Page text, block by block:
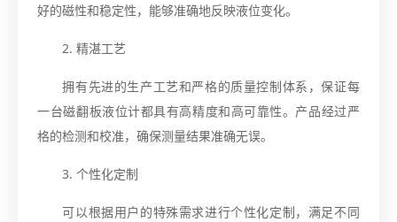
好的磁性和稳定性，能够准确地反映液位变化。
2. 精湛工艺
拥有先进的生产工艺和严格的质量控制体系，保证每
一台磁翻板液位计都具有高精度和高可靠性。产品经过严
格的检测和校准，确保测量结果准确无误。
3. 个性化定制
可以根据用户的特殊需求进行个性化定制，满足不同